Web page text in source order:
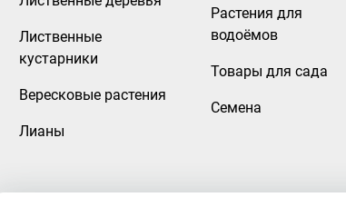
Лиственные
кустарники
Вересковые растения
Лианы
Растения для
водоёмов
Товары для сада
Семена